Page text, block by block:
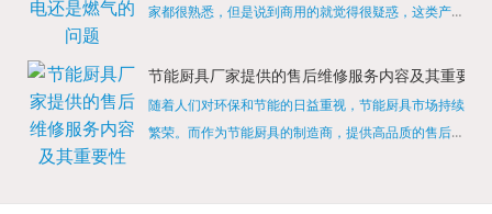
家都很熟悉，但是说到商用的就觉得很疑惑，这类产品
店用的就是商用的吗?还真别说，真被大家猜对了，这
节能厨具厂家提供的售后维修服务内容及其重要性
随着人们对环保和节能的日益重视，节能厨具市场持续
繁荣。而作为节能厨具的制造商，提供高品质的售后维